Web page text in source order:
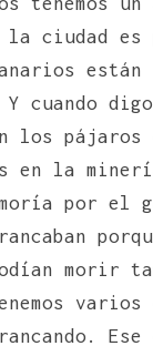
la ciudad es
están
Y cuando
los pájaros
en la
moría por el
morir